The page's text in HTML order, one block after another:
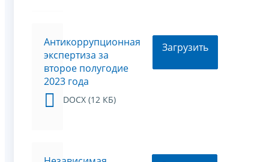
Антикоррупционная
экспертиза за
второе полугодие
2023 года
DOCX (12 КБ)
Загрузить